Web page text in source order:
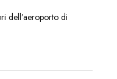
dell’aeroporto di